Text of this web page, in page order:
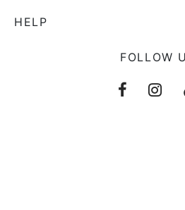
HELP
FOLLOW